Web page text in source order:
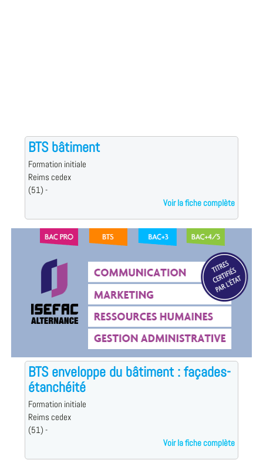
BTS bâtiment
Formation initiale
Reims cedex
(51) -
Voir la fiche complète
BTS enveloppe du bâtiment : façades-
étanchéité
Formation initiale
Reims cedex
(51) -
Voir la fiche complète